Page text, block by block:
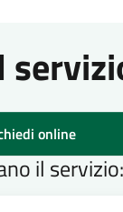
online
il servizio: